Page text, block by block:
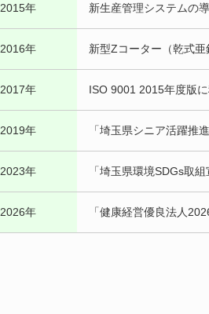
2015年 新生産管理システムの
2016年 新型Zコーター（乾式
2017年 ISO 9001 2015年度版
2019年 「埼玉県シニア活躍推
2023年 「埼玉県環境SDGs取
2026年 「健康経営優良法人